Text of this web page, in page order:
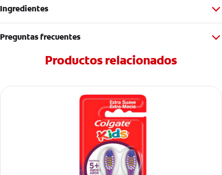
Ingredientes
Preguntas frecuentes
Productos relacionados